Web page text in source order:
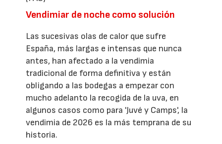
Vendimiar de noche como solución
Las sucesivas olas de calor que sufre
España, más largas e intensas que nunca
antes, han afectado a la vendimia
tradicional de forma definitiva y están
obligando a las bodegas a empezar con
mucho adelanto la recogida de la uva, en
algunos casos como para 'Juvé y Camps', la
vendimia de 2026 es la más temprana de su
historia.